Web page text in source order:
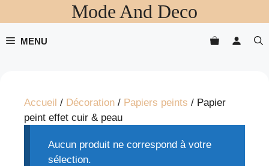
au
contenu
Mode And Deco
MENU
Accueil / Décoration / Papiers peints / Papier
peint effet cuir & peau
Aucun produit ne correspond à votre
sélection.